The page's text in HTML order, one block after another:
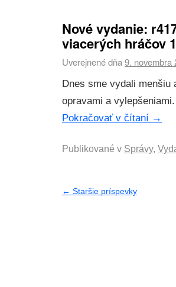
Nové vydanie:
viacerých hráčov 1
Uverejnené dňa9. novembra
Dnes sme vydali
opravami a
Pokračovať v čítaní →
Publikované v Správy,
← Staršie príspevky